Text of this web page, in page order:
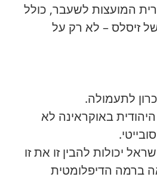
המועצות לשעבר, כולל
זיסלס – לא רק על
לתעמולה.
באוקראינה לא
יכולות להבין זו את זו
ברמה הדיפלומטית